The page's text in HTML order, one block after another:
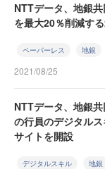
NTTデータ、地銀
を最大20％削減す
ペーパーレス 地銀
2021/08/25
NTTデータ、地銀
の行員のデジタル
サイトを開設
デジタルスキル 地銀